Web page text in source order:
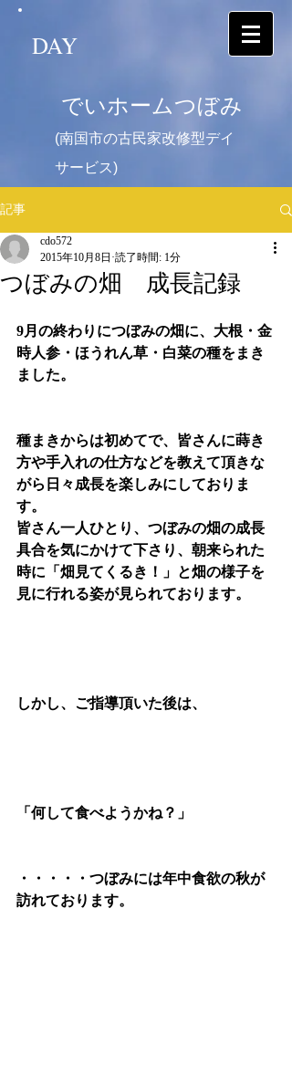
DAY
でいホームつぼみ
(南国市の古民家改修型デイ
サービス)
記事
つぼみの畑 成長記録
cdo572
2015年10月8日 読了時間: 1分
9月の終わりにつぼみの畑に、大根・金
時人参・ほうれん草・白菜の種をまき
ました。
種まきからは初めてで、皆さんに蒔き
方や手入れの仕方などを教えて頂きな
がら日々成長を楽しみにしておりま
す。
皆さん一人ひとり、つぼみの畑の成長
具合を気にかけて下さり、朝来られた
時に「畑見てくるき！」と畑の様子を
見に行れる姿が見られております。
しかし、ご指導頂いた後は、
「何して食べようかね？」
・・・・・つぼみには年中食欲の秋が
訪れております。